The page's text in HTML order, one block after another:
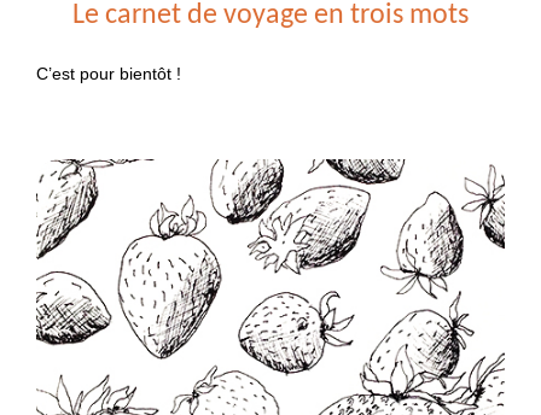
Le carnet de voyage en trois mots
C’est pour bientôt !